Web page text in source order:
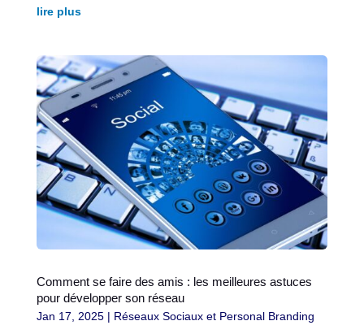
lire plus
Comment se faire des amis : les meilleures astuces
pour développer son réseau
Jan 17, 2025| Réseaux Sociaux et Personal Branding